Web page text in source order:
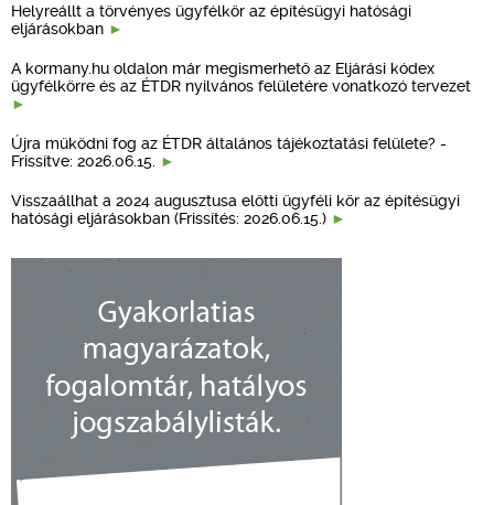
Helyreállt a törvényes ügyfélkör az építésügyi hatósági
eljárásokban
A kormany.hu oldalon már megismerhető az Eljárási kódex
ügyfélkörre és az ÉTDR nyilvános felületére vonatkozó tervezet
Újra működni fog az ÉTDR általános tájékoztatási felülete? -
Frissítve: 2026.06.15.
Visszaállhat a 2024 augusztusa előtti ügyféli kör az építésügyi
hatósági eljárásokban (Frissítés: 2026.06.15.)